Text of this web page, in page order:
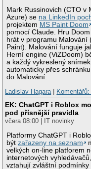
Mark Russinovich (CTO v
Azure) se na LinkedIn
projektem MS Paint Doom
pomocí Claude. Hru
hrát v programu Malování
Paint). Malování funguje
Herní engine (ViZDoom)
a každý vykreslený
automaticky přes
do Malování.
Ladislav Hagara| Komentářů:
EK: ChatGPT i Roblox
pod přísnější pravidla
včera 08:00 | IT novinky
Platformy ChatGPT i
býtzařazeny na seznam
velkých on-line platforem
internetových
vztahují zvláštní podmínky